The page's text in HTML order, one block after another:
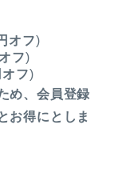
オフ)
フ)
フ)
め、会員登録
お得にとしま